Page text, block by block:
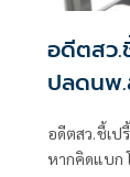
อดีตสว.
ปลดนพ
อดีตสว.ชี้เ
หากคิดแบก